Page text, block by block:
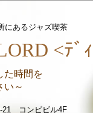
にあるジャズ喫茶
<ﾃﾞ
た時間を
～
21 コンビビル4F